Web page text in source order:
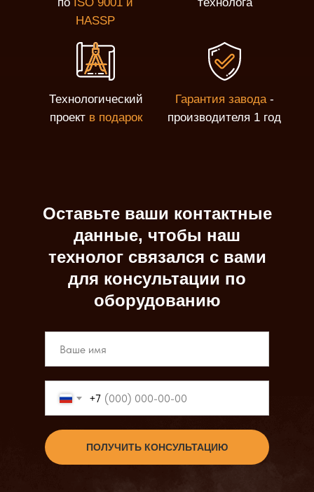
по ISO 9001 и
HASSP
технолога
Технологический
проект в подарок
Гарантия завода-
производителя 1 год
Оставьте ваши контактные
данные, чтобы наш
технолог связался с вами
для консультации по
оборудованию
+7
ПОЛУЧИТЬ КОНСУЛЬТАЦИЮ